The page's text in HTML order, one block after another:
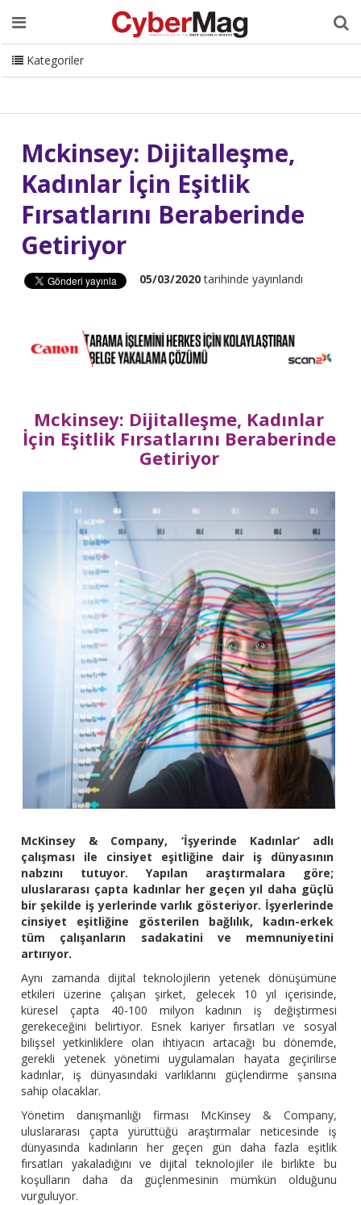
Ana Sayfa Hakkımızda Dergi Editörden
Danışmanlık
ISC Turkey Sizden Gelenler
İletişim
CyberMag Logo
Kategoriler
Mckinsey: Dijitalleşme,
Kadınlar İçin Eşitlik
Fırsatlarını Beraberinde
Getiriyor
05/03/2020tarihinde yayınlandı
Mckinsey: Dijitalleşme, Kadınlar
İçin Eşitlik Fırsatlarını Beraberinde
Getiriyor
McKinsey & Company, ‘İşyerinde Kadınlar’ adlı
çalışması ile cinsiyet eşitliğine dair iş dünyasının
nabzını tutuyor. Yapılan araştırmalara göre;
uluslararası çapta kadınlar her geçen yıl daha güçlü
bir şekilde iş yerlerinde varlık gösteriyor. İşyerlerinde
cinsiyet eşitliğine gösterilen bağlılık, kadın-erkek
tüm çalışanların sadakatini ve memnuniyetini
artırıyor.
Aynı zamanda dijital teknolojilerin yetenek dönüşümüne
etkileri üzerine çalışan şirket, gelecek 10 yıl içerisinde,
küresel çapta 40-100 milyon kadının iş değiştirmesi
gerekeceğini belirtiyor. Esnek kariyer fırsatları ve sosyal
bilişsel yetkinliklere olan ihtiyacın artacağı bu dönemde,
gerekli yetenek yönetimi uygulamaları hayata geçirilirse
kadınlar, iş dünyasındaki varlıklarını güçlendirme şansına
sahip olacaklar.
Yönetim danışmanlığı firması McKinsey & Company,
uluslararası çapta yürüttüğü araştırmalar neticesinde iş
dünyasında kadınların her geçen gün daha fazla eşitlik
fırsatları yakaladığını ve dijital teknolojiler ile birlikte bu
koşulların daha da güçlenmesinin mümkün olduğunu
vurguluyor.